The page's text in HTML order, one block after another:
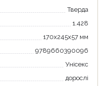
Тверда
1.428
170х245х57 мм
9789660390096
Унісекс
дорослі